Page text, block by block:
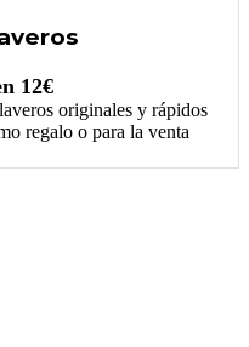
12€
originales y rápidos
regalo o para la venta